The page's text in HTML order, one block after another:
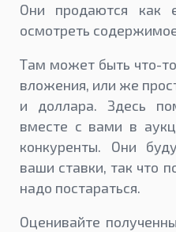
Они продаются как
осмотреть
Там может быть что-
вложения, или же
и доллара. Здесь
вместе с вами в
конкуренты. Они
ваши ставки, так что
надо постараться.
Оценивайте